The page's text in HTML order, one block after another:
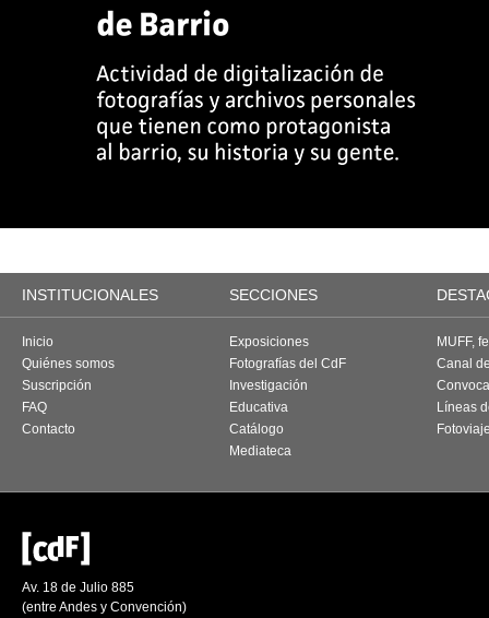
INSTITUCIONALES SECCIONES
Inicio
Quiénes somos
Suscripción
FAQ
Contacto
Exposiciones
Fotografías del CdF
Investigación
Educativa
Catálogo
Mediateca
MUFF,
Canal
Líneas
Av. 18 de Julio 885
(entre Andes y Convención)